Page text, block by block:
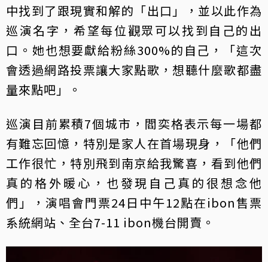
中找到了跟現實和解的「出口」，並以此作為
巡演名字，希望每位觀眾可以找到自己的出
口。她也想要獻給粉絲300%的自己，「這次
會透過網路投票讓大家點歌，想聽什麼歌都盡
量來點吧」。
巡演目前累積7個城市，閻奕格表示每一場都
有難忘回憶，特別是家人在首場現身，「他們
工作很忙，特別飛到南京給我驚喜，看到他們
真的格外暖心，也發現自己真的很想念他
們」，演唱會門票24日中午12點在ibon售票
系統網站、全台7-11 ibon機台開賣。